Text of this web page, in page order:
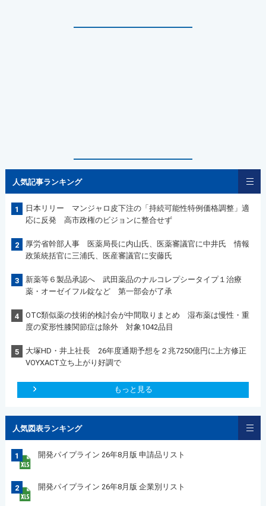
人気記事ランキング
1
日本リリー マンジャロ皮下注の「持続可能性特例価格調整」適
応に反発 高市政権のビジョンに整合せず
2
厚労省幹部人事 医薬局長に内山氏、医薬審議官に中井氏 情報
政策統括官に三浦氏、医産審議官に安藤氏
3
新薬等６製品承認へ 武田薬品のナルコレプシータイプ１治療
薬・オーゼイフル錠など 第一部会が了承
4
OTC類似薬の技術的検討会が中間取りまとめ 湿布薬は慢性・重
度の変形性膝関節症は除外 対象1042品目
5
大塚HD・井上社長 26年度通期予想を２兆7250億円に上方修正
VOYXACT立ち上がり好調で
もっと見る
人気図表ランキング
1 開発パイプライン 26年8月版 申請品リスト
2 開発パイプライン 26年8月版 企業別リスト